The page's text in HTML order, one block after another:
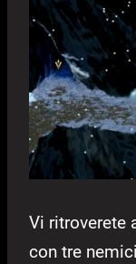
Vi ritroverete
con tre